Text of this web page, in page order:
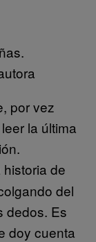
por vez
la última
historia de
del
dedos. Es
doy cuenta